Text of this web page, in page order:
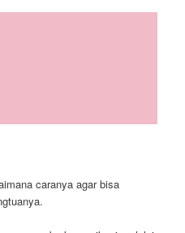
caranya agar bisa